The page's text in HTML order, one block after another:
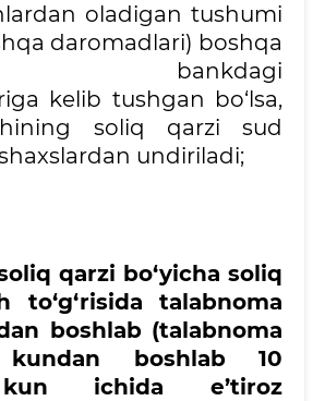
oladigan tushumi
daromadlari) boshqa
bankdagi
kelib tushgan bo‘lsa,
soliq qarzi sud
undiriladi;
qarzi bo‘yicha soliq
to‘g‘risida talabnoma
boshlab (talabnoma
kundan boshlab 10
ichida e’tiroz